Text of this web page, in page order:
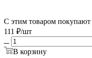
С этим товаром покупают
111 ₽/шт
В корзину